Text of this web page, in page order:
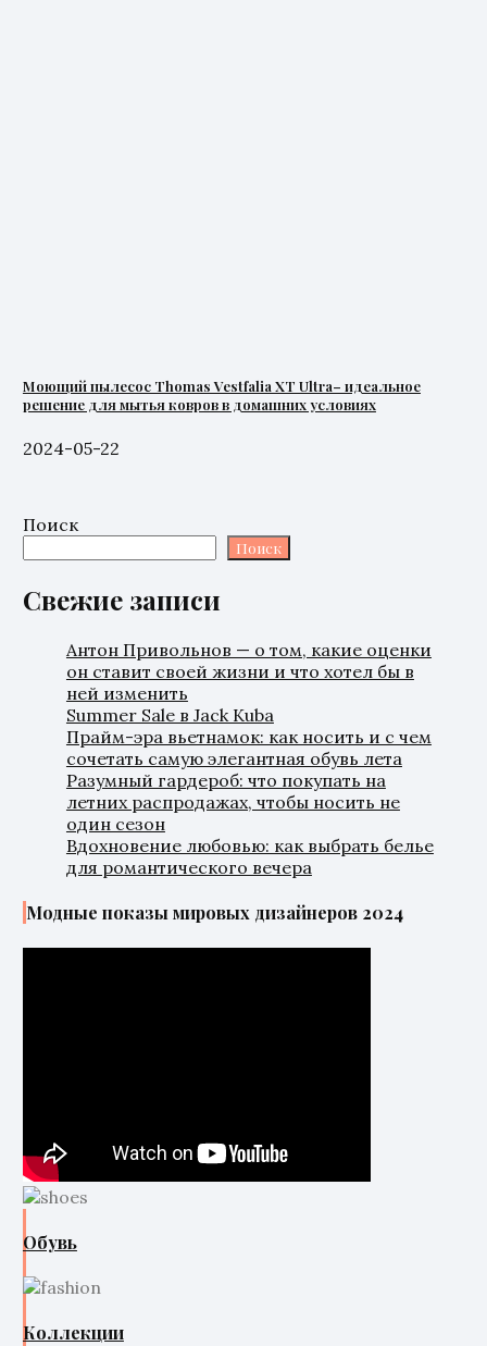
Моющий пылесос Thomas Vestfalia XT Ultra– идеальное
решение для мытья ковров в домашних условиях
2024-05-22
Поиск
Поиск
Свежие записи
Антон Привольнов — о том, какие оценки
он ставит своей жизни и что хотел бы в
ней изменить
Summer Sale в Jack Kuba
Прайм-эра вьетнамок: как носить и с чем
сочетать самую элегантная обувь лета
Разумный гардероб: что покупать на
летних распродажах, чтобы носить не
один сезон
Вдохновение любовью: как выбрать белье
для романтического вечера
Модные показы мировых дизайнеров 2024
Обувь
Коллекции